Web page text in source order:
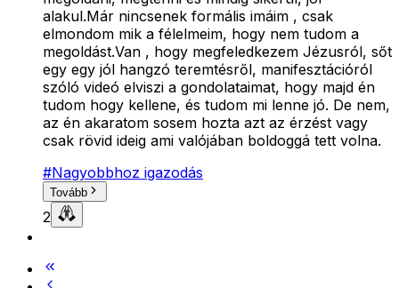
alakul.Már nincsenek formális imáim , csak
elmondom mik a félelmeim, hogy nem tudom a
megoldást.Van , hogy megfeledkezem Jézusról, sőt
egy egy jól hangzó teremtésről, manifesztációról
szóló videó elviszi a gondolataimat, hogy majd én
tudom hogy kellene, és tudom mi lenne jó. De nem,
az én akaratom sosem hozta azt az érzést vagy
csak rövid ideig ami valójában boldoggá tett volna.
#Nagyobbhoz igazodás
Tovább
2